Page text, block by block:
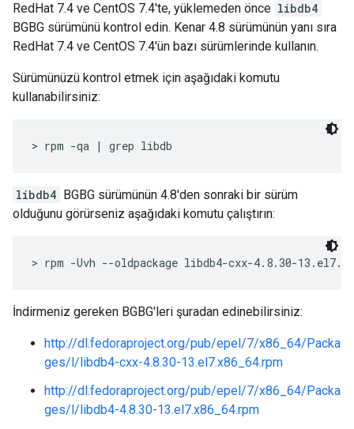
RedHat 7.4 ve CentOS 7.4'te, yüklemeden önce libdb4
BGBG sürümünü kontrol edin. Kenar 4.8 sürümünün yanı sıra
RedHat 7.4 ve CentOS 7.4'ün bazı sürümlerinde kullanın.
Sürümünüzü kontrol etmek için aşağıdaki komutu
kullanabilirsiniz:
> rpm -qa | grep libdb
libdb4 BGBG sürümünün 4.8'den sonraki bir sürüm
olduğunu görürseniz aşağıdaki komutu çalıştırın:
> rpm -Uvh --oldpackage libdb4-cxx-4.8.30-
İndirmeniz gereken BGBG'leri şuradan edinebilirsiniz:
http://dl.fedoraproject.org/pub/epel/7/x86_64/Packa
ges/l/libdb4-cxx-4.8.30-13.el7.x86_64.rpm
http://dl.fedoraproject.org/pub/epel/7/x86_64/Packa
ges/l/libdb4-4.8.30-13.el7.x86_64.rpm